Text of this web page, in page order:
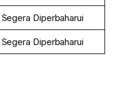
Segera Diperbaharui
Segera Diperbaharui